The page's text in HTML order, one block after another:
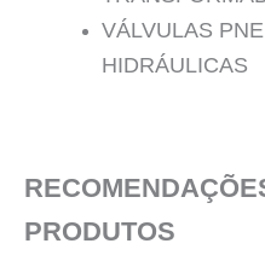
VÁLVULAS
HIDRÁULICAS
PRODUTOS